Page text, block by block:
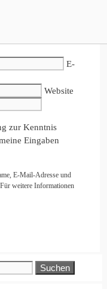
E-
Website
zur Kenntnis
Eingaben
E-Mail-Adresse und
weitere Informationen